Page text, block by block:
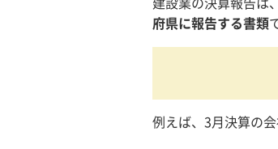
建設業の決算報告は
府県に報告する書類
例えば、3月決算の